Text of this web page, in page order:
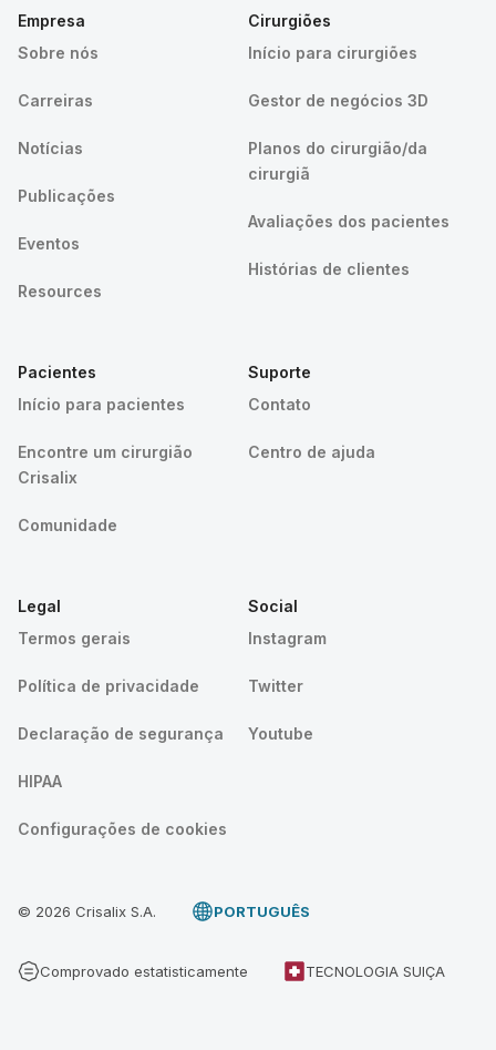
Empresa
Sobre nós
Carreiras
Notícias
Publicações
Eventos
Resources
Cirurgiões
Início para cirurgiões
Gestor de negócios 3D
Planos do cirurgião/da
cirurgiã
Avaliações dos pacientes
Histórias de clientes
Pacientes
Início para pacientes
Encontre um cirurgião
Crisalix
Comunidade
Suporte
Contato
Centro de ajuda
Legal
Termos gerais
Política de privacidade
Declaração de segurança
HIPAA
Configurações de cookies
Social
Instagram
Twitter
Youtube
© 2026 Crisalix S.A. PORTUGUÊS
Comprovado estatisticamente TECNOLOGIA SUIÇA